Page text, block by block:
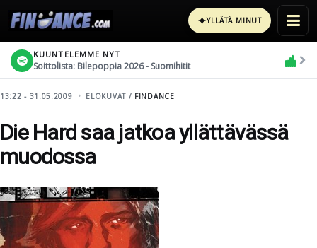
✦YLLÄTÄ MINUT
KUUNTELEMME NYT
Soittolista: Bilepoppia 2026 - Suomihitit
13:22 - 31.05.2009 ELOKUVAT / FINDANCE
Die Hard saa jatkoa yllättävässä
muodossa